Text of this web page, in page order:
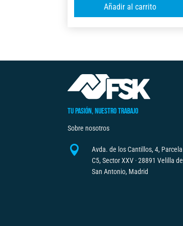
C/FRENOX2
32MM
cantidad
Añadir al carrito
TU PASIÓN, NUESTRO TRABAJO
Sobre nosotros

Avda. de los Cantillos, 4, Parcela
C5, Sector XXV · 28891 Velilla de
San Antonio, Madrid